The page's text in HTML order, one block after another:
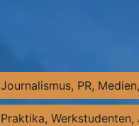
Journalismus, PR,
Praktika, Werkstudenten,